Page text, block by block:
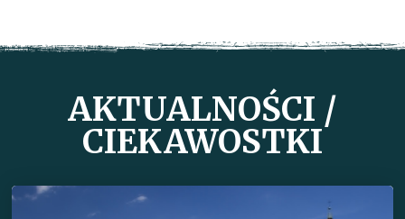
AKTUALNOŚCI /
CIEKAWOSTKI